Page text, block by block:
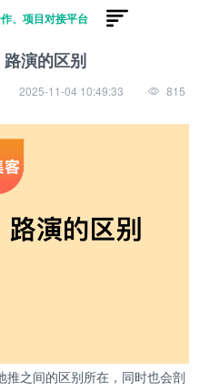
、项目对接平台
演的区别
2025-11-04 10:49:33 815
之间的区别所在，同时也会剖